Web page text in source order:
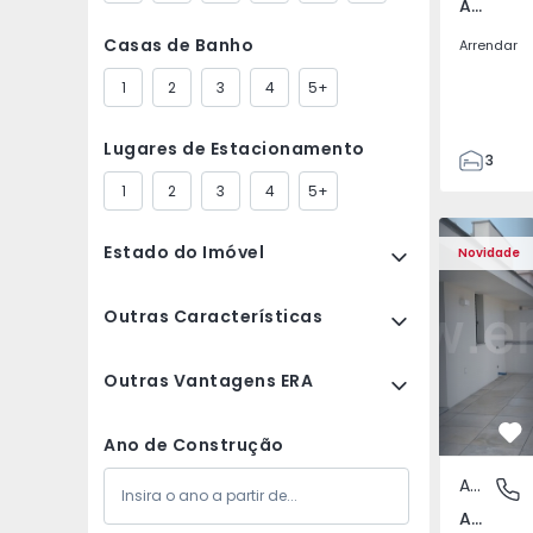
Casas de Banho
1 2 3 4 5+
Lugares de Estacionamento
1 2 3 4 5+
Estado do Imóvel
Outras Características
Outras Vantagens ERA
Ano de Construção
Av. Boavista, Porto
Arrendar
3
132
142
2
Novidade
Apartamento T2
Av.
Apartamento
Av. Boavista, Porto